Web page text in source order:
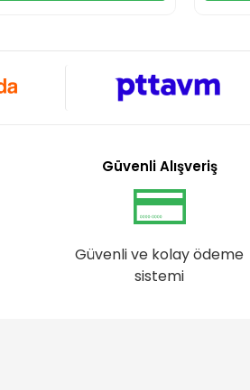
Güvenli Alışveriş
Güvenli ve kolay ödeme
sistemi